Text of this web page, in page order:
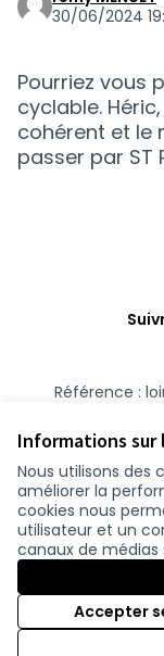
Informations sur
Nous utilisons des
améliorer la
cookies nous
utilisateur et un
canaux de médias
Accepter
30/06/2024
Pourriez vous
cyclable.
cohérent et le
passer par ST
Référence :
Conditions
Paramètres des
participer.loire-
(Lien externe)(Lien